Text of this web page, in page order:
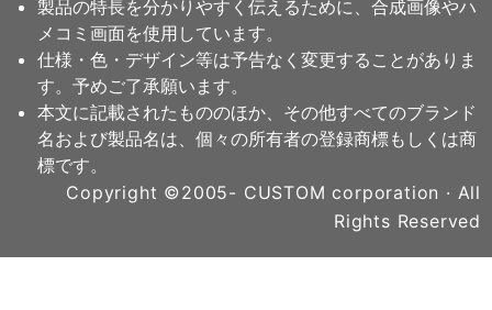
製品の特長を分かりやすく伝えるために、合成画像やハ
メコミ画面を使用しています。
仕様・色・デザイン等は予告なく変更することがありま
す。予めご了承願います。
本文に記載されたもののほか、その他すべてのブランド
名および製品名は、個々の所有者の登録商標もしくは商
標です。
Copyright ©2005- CUSTOM corporation · All
Rights Reserved